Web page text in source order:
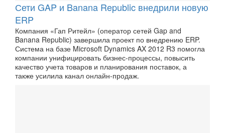
Сети GAP и Banana Republic внедрили новую
ERP
Компания «Гап Ритейл» (оператор сетей Gap and
Banana Republic) завершила проект по внедрению ERP.
Система на базе Microsoft Dynamics AX 2012 R3 помогла
компании унифицировать бизнес-процессы, повысить
качество учета товаров и планирования поставок, а
также усилила канал онлайн-продаж.